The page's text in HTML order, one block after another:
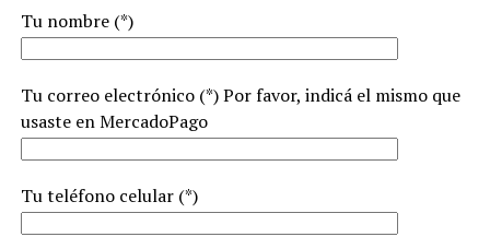
Tu nombre (*)
Tu correo electrónico (*) Por favor, indicá el mismo que
usaste en MercadoPago
Tu teléfono celular (*)